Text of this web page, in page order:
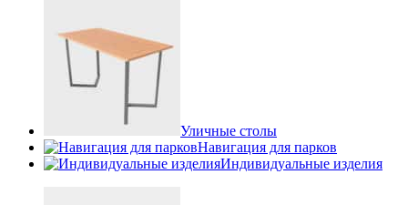
Уличные столы
Навигация для парков
Индивидуальные изделия